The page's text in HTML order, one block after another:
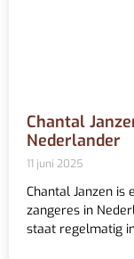
Chantal
Nederlander
11 juni 2025
Chantal Janzen is
zangeres in
staat regelmatig